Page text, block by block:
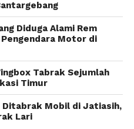
membuat kemacetan
yang disebabkan
melintang hingga
akhirnya menerapkan
Contraflow untuk
kesulitan
Diduga Alami Rem
Pengendara Motor di
Tabrak Sejumlah
Timur
Mobil di Jatiasih,
Lari